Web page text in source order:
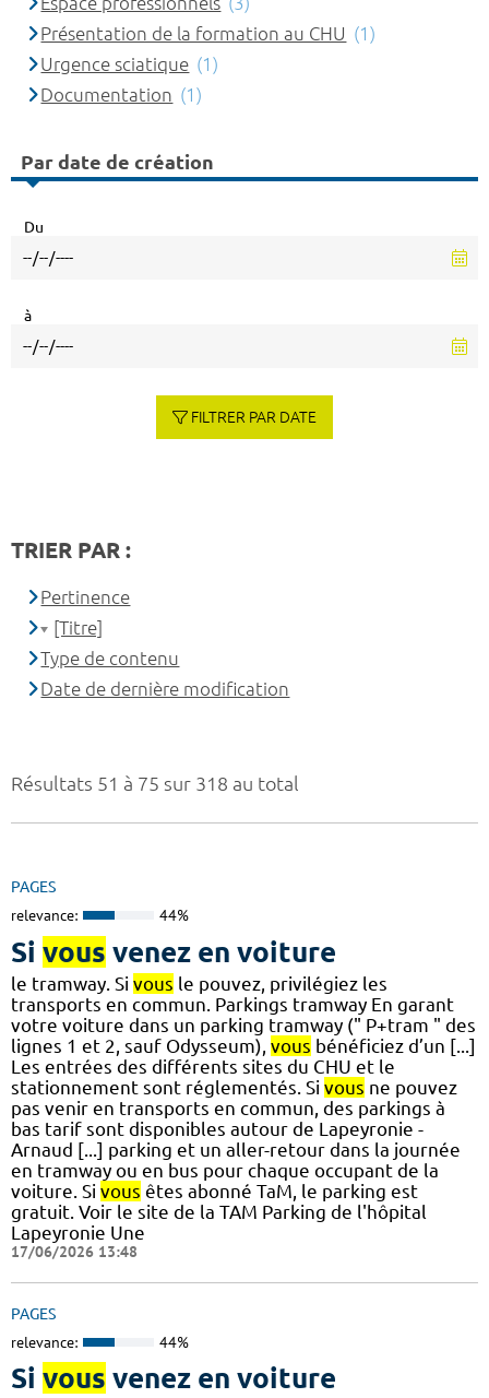
Résultats 51 à 75 sur 318 au total
PAGES
relevance: 44%
Si vous venez en voiture
le tramway. Si vous le pouvez, privilégiez les
transports en commun. Parkings tramway En garant
votre voiture dans un parking tramway (" P+tram " des
lignes 1 et 2, sauf Odysseum), vous bénéficiez d’un [...]
Les entrées des différents sites du CHU et le
stationnement sont réglementés. Si vous ne pouvez
pas venir en transports en commun, des parkings à
bas tarif sont disponibles autour de Lapeyronie -
Arnaud [...] parking et un aller-retour dans la journée
en tramway ou en bus pour chaque occupant de la
voiture. Si vous êtes abonné TaM, le parking est
gratuit. Voir le site de la TAM Parking de l'hôpital
Lapeyronie Une
17/06/2026 13:48
PAGES
relevance: 44%
Si vous venez en voiture
Présentation de la formation au CHU (1)
Urgence sciatique (1)
Documentation (1)
Par date de création
Du
à
FILTRER PAR DATE
TRIER PAR :
Pertinence
[Titre]
Type de contenu
Date de dernière modification